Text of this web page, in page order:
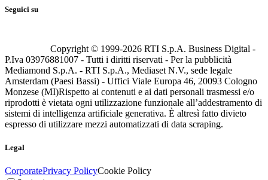
Seguici su
Copyright © 1999-2026 RTI S.p.A. Business Digital -
P.Iva 03976881007 - Tutti i diritti riservati - Per la pubblicità
Mediamond S.p.A. - RTI S.p.A., Mediaset N.V., sede legale
Amsterdam (Paesi Bassi) - Uffici Viale Europa 46, 20093 Cologno
Monzese (MI)Rispetto ai contenuti e ai dati personali trasmessi e/o
riprodotti è vietata ogni utilizzazione funzionale all’addestramento di
sistemi di intelligenza artificiale generativa. È altresì fatto divieto
espresso di utilizzare mezzi automatizzati di data scraping.
Legal
CorporatePrivacy PolicyCookie Policy